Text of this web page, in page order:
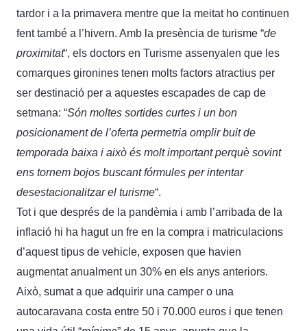
tardor i a la primavera mentre que la meitat ho continuen
fent també a l’hivern. Amb la presència de turisme “de
proximitat“, els doctors en Turisme assenyalen que les
comarques gironines tenen molts factors atractius per
ser destinació per a aquestes escapades de cap de
setmana: “Són moltes sortides curtes i un bon
posicionament de l’oferta permetria omplir buit de
temporada baixa i això és molt important perquè sovint
ens tornem bojos buscant fórmules per intentar
desestacionalitzar el turisme“.
Tot i que després de la pandèmia i amb l’arribada de la
inflació hi ha hagut un fre en la compra i matriculacions
d’aquest tipus de vehicle, exposen que havien
augmentat anualment un 30% en els anys anteriors.
Això, sumat a que adquirir una camper o una
autocaravana costa entre 50 i 70.000 euros i que tenen